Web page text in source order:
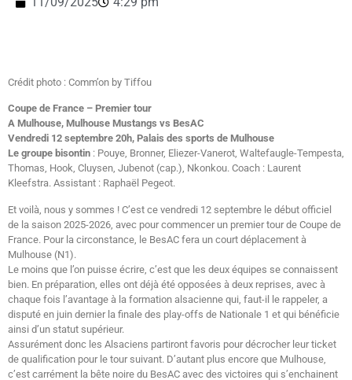
Crédit photo : Comm’on by Tiffou
Coupe de France – Premier tour
A Mulhouse, Mulhouse Mustangs vs BesAC
Vendredi 12 septembre 20h, Palais des sports de Mulhouse
Le groupe bisontin : Pouye, Bronner, Eliezer-Vanerot, Waltefaugle-Tempesta,
Thomas, Hook, Cluysen, Jubenot (cap.), Nkonkou. Coach : Laurent
Kleefstra. Assistant : Raphaël Pegeot.
Et voilà, nous y sommes ! C’est ce vendredi 12 septembre le début officiel
de la saison 2025-2026, avec pour commencer un premier tour de Coupe de
France. Pour la circonstance, le BesAC fera un court déplacement à
Mulhouse (N1).
Le moins que l’on puisse écrire, c’est que les deux équipes se connaissent
bien. En préparation, elles ont déjà été opposées à deux reprises, avec à
chaque fois l’avantage à la formation alsacienne qui, faut-il le rappeler, a
disputé en juin dernier la finale des play-offs de Nationale 1 et qui bénéficie
ainsi d’un statut supérieur.
Assurément donc les Alsaciens partiront favoris pour décrocher leur ticket
de qualification pour le tour suivant. D’autant plus encore que Mulhouse,
c’est carrément la bête noire du BesAC avec des victoires qui s’enchainent